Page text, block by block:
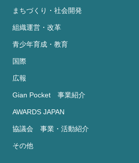
まちづくり・社会開発
組織運営・改革
青少年育成・教育
国際
広報
Gian Pocket 事業紹介
AWARDS JAPAN
協議会 事業・活動紹介
その他